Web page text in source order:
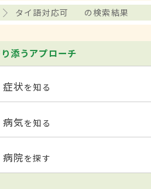
タイ語対応可 の検索結果
添うアプローチ
症状を知る
病気を知る
病院を探す